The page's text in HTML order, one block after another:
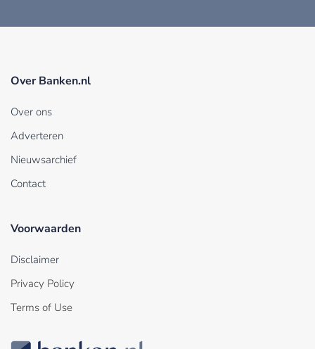
Over Banken.nl
Over ons
Adverteren
Nieuwsarchief
Contact
Voorwaarden
Disclaimer
Privacy Policy
Terms of Use